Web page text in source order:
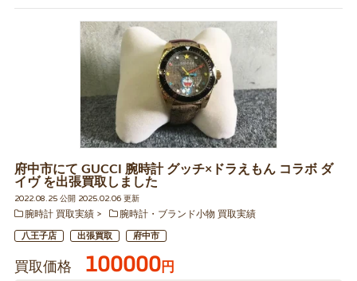
府中市にて GUCCI 腕時計 グッチ×ドラえもん コラボ ダ
イヴ を出張買取しました
2022.08.25 公開 2025.02.06 更新
腕時計 買取実績
腕時計・ブランド小物 買取実績
八王子店 出張買取 府中市
買取価格 100000円